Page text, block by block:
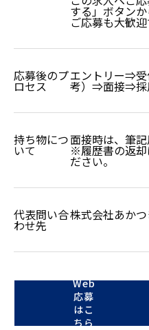
する」ボタン
ご応募も大歓迎
応募後のプ
ロセス
エントリー⇒
考）⇒面接⇒採
持ち物につ
いて
面接時は、筆
※履歴書の返却
ださい。
代表問い合
わせ先
株式会社あか
Web
応募
はこ
ちら